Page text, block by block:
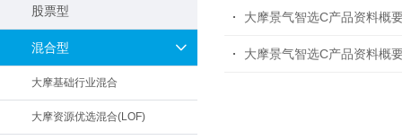
股票型
混合型
大摩基础行业混合
大摩资源优选混合(LOF)
大摩景气智选C产品资料概
大摩景气智选C产品资料概